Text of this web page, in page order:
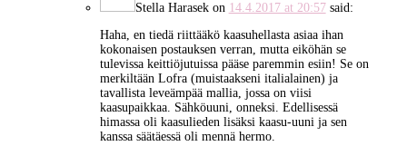
Stella Harasekon 14.4.2017 at 20:57 said:
Haha, en tiedä riittääkö kaasuhellasta asiaa ihan
kokonaisen postauksen verran, mutta eiköhän se
tulevissa keittiöjutuissa pääse paremmin esiin! Se on
merkiltään Lofra (muistaakseni italialainen) ja
tavallista leveämpää mallia, jossa on viisi
kaasupaikkaa. Sähköuuni, onneksi. Edellisessä
himassa oli kaasulieden lisäksi kaasu-uuni ja sen
kanssa säätäessä oli mennä hermo.